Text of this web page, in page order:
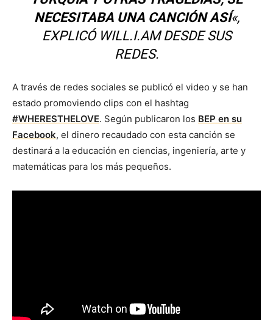
NECESITABA UNA CANCIÓN ASÍ«,
EXPLICÓ WILL.I.AM DESDE SUS
REDES.
A través de redes sociales se publicó el video y se han
estado promoviendo clips con el hashtag
#WHERESTHELOVE. Según publicaron los BEP en su
Facebook, el dinero recaudado con esta canción se
destinará a la educación en ciencias, ingeniería, arte y
matemáticas para los más pequeños.